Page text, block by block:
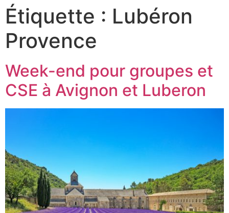
Étiquette : Lubéron
Provence
Week-end pour groupes et
CSE à Avignon et Luberon